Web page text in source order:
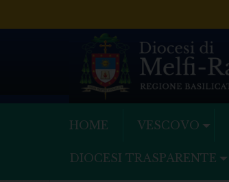
HOME VESCOVO
DIOCESI TRASPARENTE